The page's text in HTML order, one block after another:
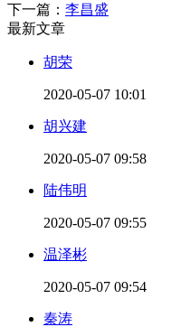
下一篇： 李昌盛
最新文章
胡荣
2020-05-07 10:01
胡兴建
2020-05-07 09:58
陆伟明
2020-05-07 09:55
温泽彬
2020-05-07 09:54
秦涛